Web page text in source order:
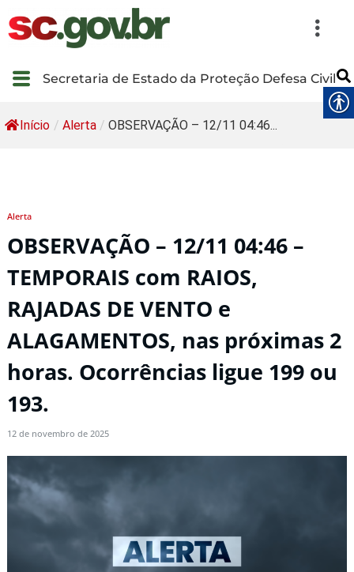
Secretaria de Estado da Proteção Defesa Civil
Início / Alerta / OBSERVAÇÃO – 12/11 04:46...
Alerta
OBSERVAÇÃO – 12/11 04:46 –
TEMPORAIS com RAIOS,
RAJADAS DE VENTO e
ALAGAMENTOS, nas próximas 2
horas. Ocorrências ligue 199 ou
193.
12 de novembro de 2025